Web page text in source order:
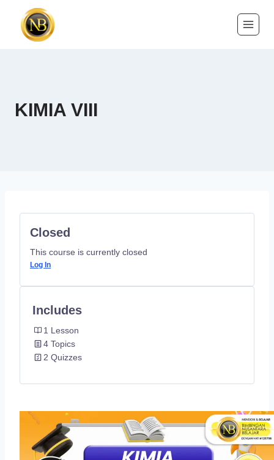
KIMIA VIII
Closed
This course is currently closed
Log In
Includes
1 Lesson
4 Topics
2 Quizzes